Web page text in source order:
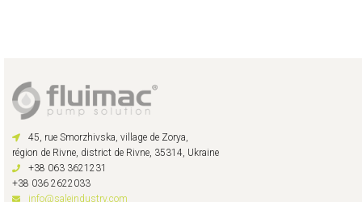
45, rue Smorzhivska, village de Zorya,
région de Rivne, district de Rivne, 35314, Ukraine
+38 063 3621231
+38 036 2622033
info@saleindustry.com